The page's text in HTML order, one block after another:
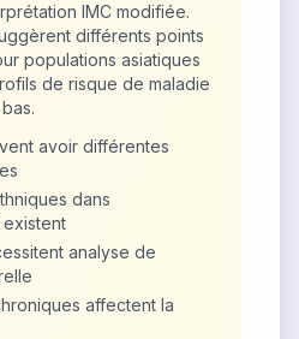
IMC modifiée.
différents points
populations asiatiques
de risque de maladie
avoir différentes
dans
analyse de
affectent la